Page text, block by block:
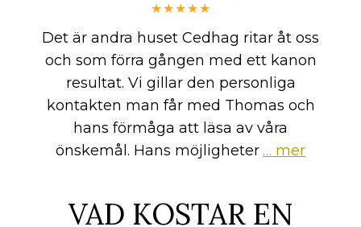
★★★★★
Det är andra huset Cedhag ritar åt oss
och som förra gången med ett kanon
resultat. Vi gillar den personliga
kontakten man får med Thomas och
hans förmåga att läsa av våra
önskemål. Hans möjligheter … mer
VAD KOSTAR EN